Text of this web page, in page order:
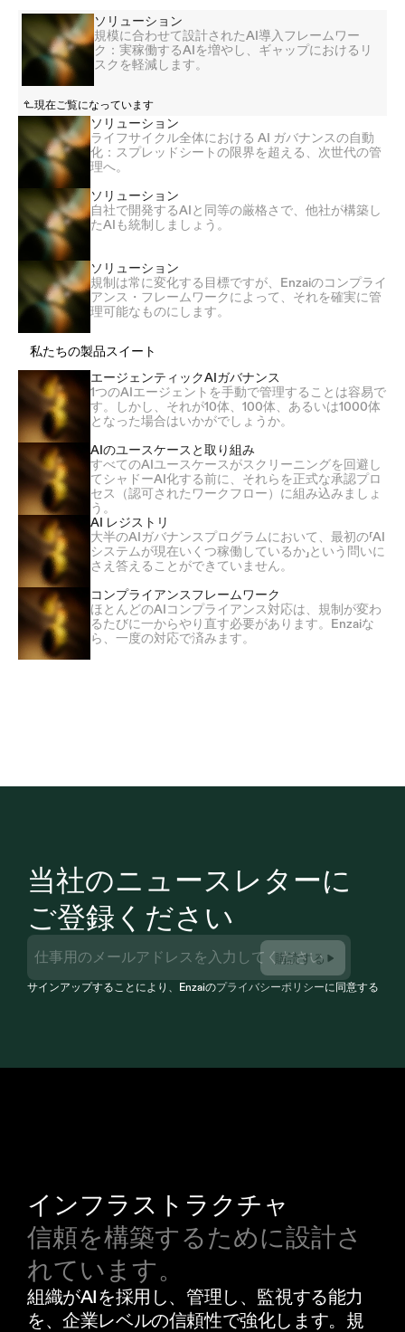
ソリューション
規模に合わせて設計されたAI導入フレームワー
ク：実稼働するAIを増やし、ギャップにおけるリ
スクを軽減します。
現在ご覧になっています
ソリューション
ライフサイクル全体における AI ガバナンスの自動
化：スプレッドシートの限界を超える、次世代の管
理へ。
ソリューション
自社で開発するAIと同等の厳格さで、他社が構築し
たAIも統制しましょう。
ソリューション
規制は常に変化する目標ですが、Enzaiのコンプライ
アンス・フレームワークによって、それを確実に管
理可能なものにします。
私たちの製品スイート
エージェンティックAIガバナンス
1つのAIエージェントを手動で管理することは容易で
す。しかし、それが10体、100体、あるいは1000体
となった場合はいかがでしょうか。
AIのユースケースと取り組み
すべてのAIユースケースがスクリーニングを回避し
てシャドーAI化する前に、それらを正式な承認プロ
セス（認可されたワークフロー）に組み込みましょ
う。
AI レジストリ
大半のAIガバナンスプログラムにおいて、最初の「AI
システムが現在いくつ稼働しているか」という問いに
さえ答えることができていません。
コンプライアンスフレームワーク
ほとんどのAIコンプライアンス対応は、規制が変わ
るたびに一からやり直す必要があります。Enzaiな
ら、一度の対応で済みます。
当社のニュースレターに
ご登録ください
購読する
サインアップすることにより、Enzaiのプライバシーポリシーに同意すること
インフラストラクチャ
信頼を構築するために設計さ
れています。
組織がAIを採用し、管理し、監視する能力
を、企業レベルの信頼性で強化します。規